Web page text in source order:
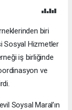
biri
Sosyal Hizmetler
iş birliğinde
ve
Soysal Maral’ın